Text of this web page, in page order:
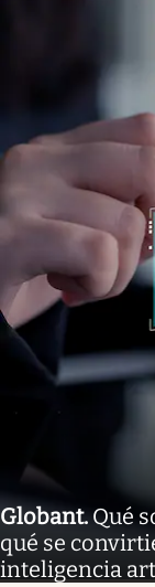
Globant.Qué
qué se
inteligencia